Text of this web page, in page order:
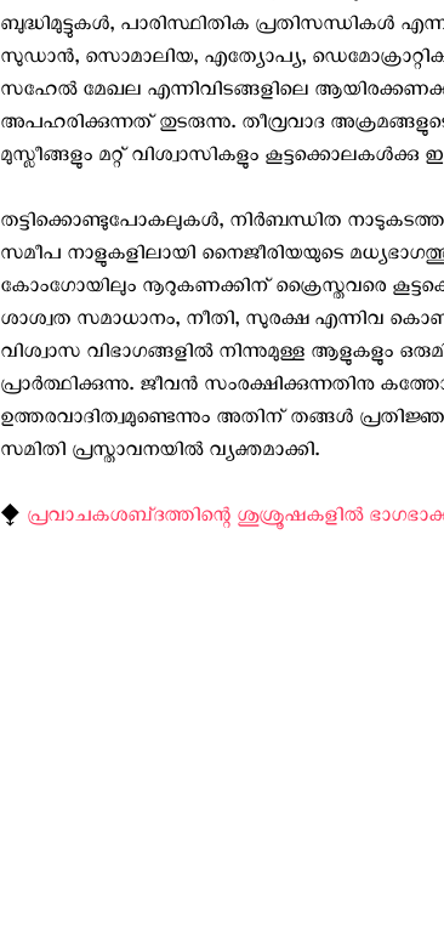
ബുദ്ധിമുട്ടുകൾ, പാരിസ്ഥിതിക പ്രതിസന്ധികൾ
സുഡാൻ, സൊമാലിയ, എത്യോപ്യ,
സഹേൽ മേഖല എന്നിവിടങ്ങളിലെ
അപഹരിക്കുന്നത് തുടരുന്നു. തീവ്രവാദ
മുസ്ലീങ്ങളും മറ്റ് വിശ്വാസികളും കൂട്ടക്കൊലകൾക്കു
തട്ടിക്കൊണ്ടുപോകലുകൾ, നിർബന്ധിത നാടുകടത്തൽ
സമീപ നാളുകളിലായി നൈജീരിയയുടെ
കോംഗോയിലും നൂറുകണക്കിന് ക്രൈസ്തവരെ
ശാശ്വത സമാധാനം, നീതി, സുരക്ഷ എന്നിവ
വിശ്വാസ വിഭാഗങ്ങളില്‍ നിന്നുമുള്ള ആളുകളും
പ്രാർത്ഥിക്കുന്നു. ജീവൻ സംരക്ഷിക്കുന്നതിനു
ഉത്തരവാദിത്വമുണ്ടെന്നും അതിന് തങ്ങള്‍
സമിതി പ്രസ്താവനയില്‍ വ്യക്തമാക്കി.
⧪ പ്രവാചകശബ്‌ദത്തിന്റെ ശുശ്രൂഷകളില്‍